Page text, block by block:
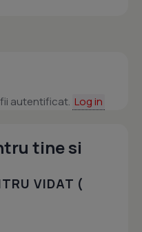
autentificat. Log in
tine si
VIDAT (